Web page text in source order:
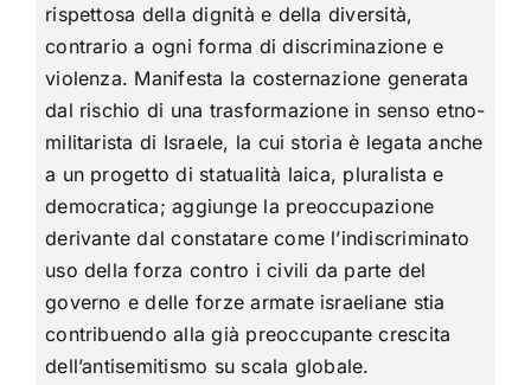
rispettosa della dignità e della diversità,
contrario a ogni forma di discriminazione e
violenza. Manifesta la costernazione generata
dal rischio di una trasformazione in senso etno-
militarista di Israele, la cui storia è legata anche
a un progetto di statualità laica, pluralista e
democratica; aggiunge la preoccupazione
derivante dal constatare come l’indiscriminato
uso della forza contro i civili da parte del
governo e delle forze armate israeliane stia
contribuendo alla già preoccupante crescita
dell’antisemitismo su scala globale.